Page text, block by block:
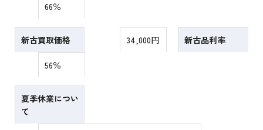
66％
新古買取価格 34,000円 新古品利率
56％
夏季休業につい
て